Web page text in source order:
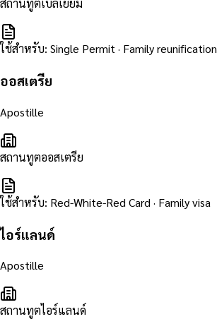
สถานทูตเบลเยียม
ใช้สำหรับ: Single Permit · Family reunification
ออสเตรีย
Apostille
สถานทูตออสเตรีย
ใช้สำหรับ: Red-White-Red Card · Family visa
ไอร์แลนด์
Apostille
สถานทูตไอร์แลนด์